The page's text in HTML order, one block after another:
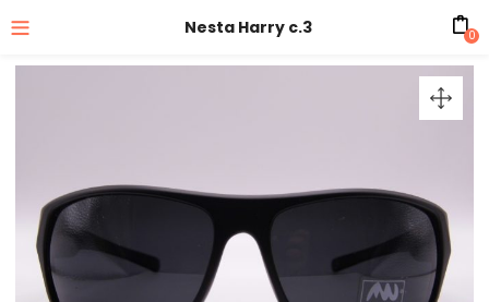
Nesta Harry c.3 0